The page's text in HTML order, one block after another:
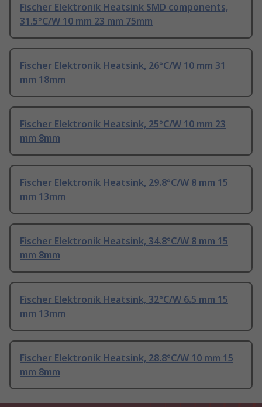
Fischer Elektronik Heatsink SMD components,
31.5°C/W 10 mm 23 mm 75mm
Fischer Elektronik Heatsink, 26°C/W 10 mm 31
mm 18mm
Fischer Elektronik Heatsink, 25°C/W 10 mm 23
mm 8mm
Fischer Elektronik Heatsink, 29.8°C/W 8 mm 15
mm 13mm
Fischer Elektronik Heatsink, 34.8°C/W 8 mm 15
mm 8mm
Fischer Elektronik Heatsink, 32°C/W 6.5 mm 15
mm 13mm
Fischer Elektronik Heatsink, 28.8°C/W 10 mm 15
mm 8mm